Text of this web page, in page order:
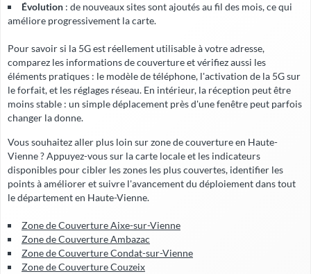
Évolution : de nouveaux sites sont ajoutés au fil des mois, ce qui
améliore progressivement la carte.
Pour savoir si la 5G est réellement utilisable à votre adresse,
comparez les informations de couverture et vérifiez aussi les
éléments pratiques : le modèle de téléphone, l'activation de la 5G sur
le forfait, et les réglages réseau. En intérieur, la réception peut être
moins stable : un simple déplacement près d'une fenêtre peut parfois
changer la donne.
Vous souhaitez aller plus loin sur zone de couverture en Haute-
Vienne ? Appuyez-vous sur la carte locale et les indicateurs
disponibles pour cibler les zones les plus couvertes, identifier les
points à améliorer et suivre l'avancement du déploiement dans tout
le département en Haute-Vienne.
Zone de Couverture Aixe-sur-Vienne
Zone de Couverture Ambazac
Zone de Couverture Condat-sur-Vienne
Zone de Couverture Couzeix